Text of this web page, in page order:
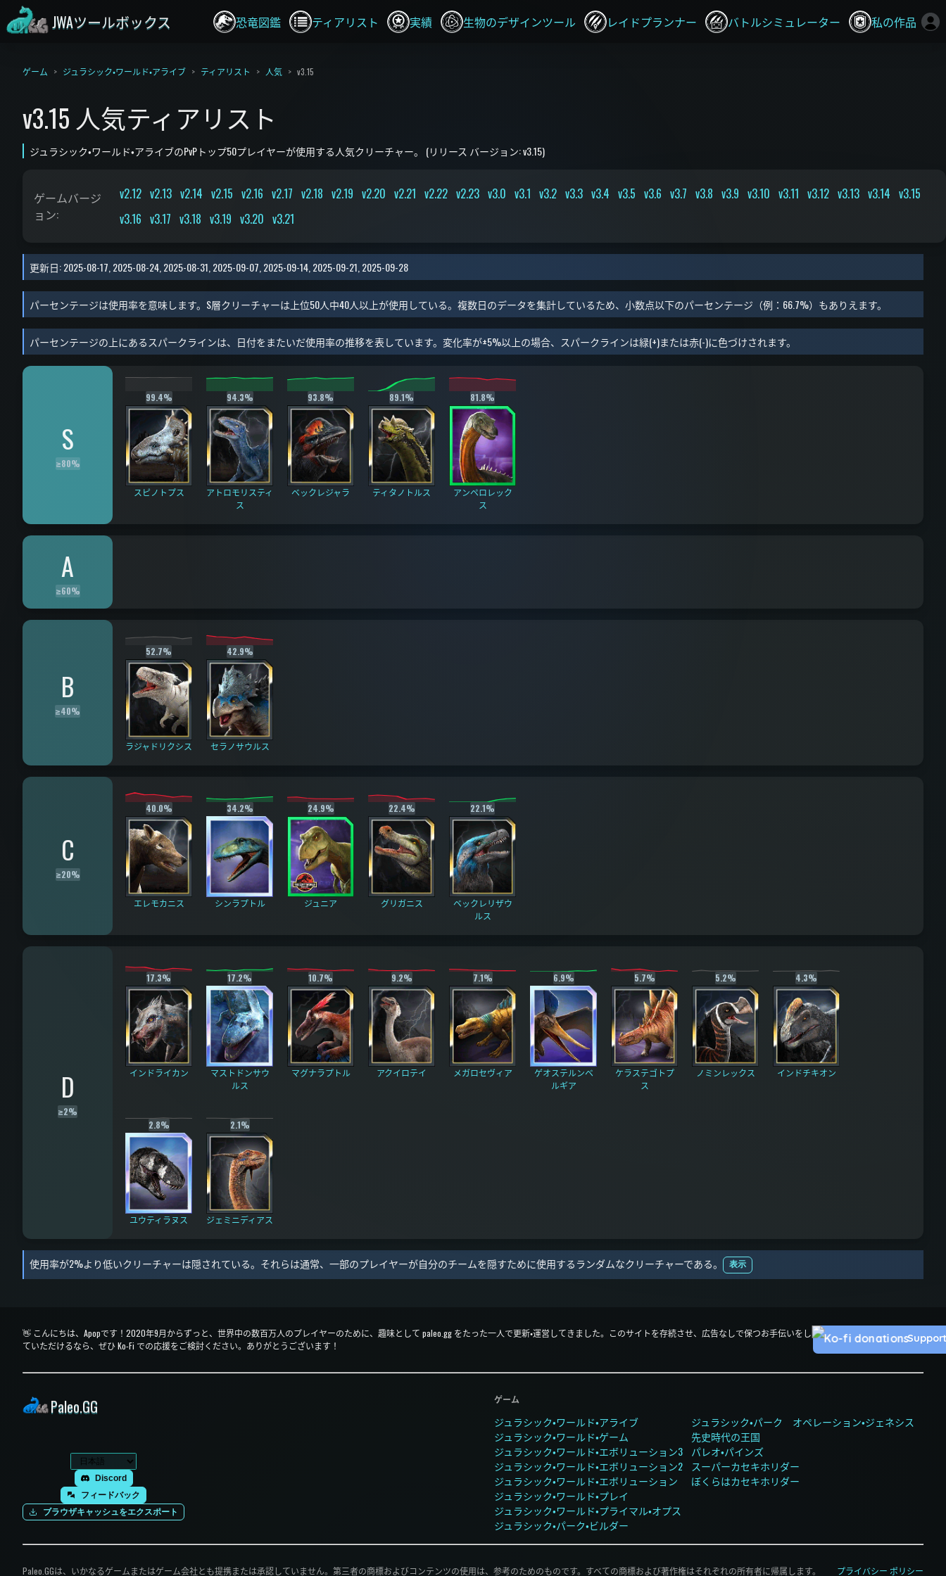
JWAツールボックス 恐竜図鑑 ティアリスト 実績 生物のデザインツール レイドプランナー バトルシミュレーター 私の作品
ゲーム ジュラシック・ワールド・アライブ ティアリスト 人気 v3.15
v3.15 人気ティアリスト
ジュラシック・ワールド・アライブのPvPトップ50プレイヤーが使用する人気クリーチャー。 (リリース バージョン: v3.15)
ゲームバージ
ョン:
v2.12 v2.13 v2.14 v2.15 v2.16 v2.17 v2.18 v2.19 v2.20 v2.21 v2.22 v2.23 v3.0 v3.1 v3.2 v3.3 v3.4 v3.5 v3.6 v3.7 v3.8 v3.9 v3.10 v3.11 v3.12 v3.13 v3.14 v3.15
v3.16 v3.17 v3.18 v3.19 v3.20 v3.21
更新日:2025-08-17, 2025-08-24, 2025-08-31, 2025-09-07, 2025-09-14, 2025-09-21, 2025-09-28
パーセンテージは使用率を意味します。S層クリーチャーは上位50人中40人以上が使用している。複数日のデータを集計しているため、小数点以下のパーセンテージ（例：66.7%）もありえます。
パーセンテージの上にあるスパークラインは、日付をまたいだ使用率の推移を表しています。変化率が±5%以上の場合、スパークラインは緑(+)または赤(-)に色づけされます。
S
≥80%
99.4%
スピノトプス
94.3%
アトロモリスティ
ス
93.8%
ベックレジャラ
89.1%
ティタノトルス
81.8%
アンペロレック
ス
A
≥60%
B
≥40%
52.7%
ラジャドリクシス
42.9%
セラノサウルス
C
≥20%
40.0%
エレモカニス
34.2%
シンラプトル
24.9%
ジュニア
22.4%
グリガニス
22.1%
ベックレリザウ
ルス
D
≥2%
17.3%
インドライカン
17.2%
マストドンサウ
ルス
10.7%
マグナラプトル
9.2%
アクイロテイ
7.1%
メガロセヴィア
6.9%
ゲオステルンベ
ルギア
5.7%
ケラステゴトプ
ス
5.2%
ノミンレックス
4.3%
インドチキオン
2.8%
ユウティラヌス
2.1%
ジェミニディアス
使用率が2%より低いクリーチャーは隠されている。それらは通常、一部のプレイヤーが自分のチームを隠すために使用するランダムなクリーチャーである。 表示
👋 こんにちは、Apopです！2020年9月からずっと、世界中の数百万人のプレイヤーのために、趣味として paleo.gg をたった一人で更新・運営してきました。このサイトを存続させ、広告なしで保つお手伝いをし
ていただけるなら、ぜひ Ko-Fi での応援をご検討ください。ありがとうございます！
Paleo.GG
Discord
フィードバック
ブラウザキャッシュをエクスポート
ゲーム
ジュラシック・ワールド・アライブ
ジュラシック・ワールド・ゲーム
ジュラシック・ワールド・エボリューション3
ジュラシック・ワールド・エボリューション2
ジュラシック・ワールド・エボリューション
ジュラシック・ワールド・プレイ
ジュラシック・ワールド・プライマル・オプス
ジュラシック・パーク・ビルダー
ジュラシック・パーク オペレーション・ジェネシス
先史時代の王国
パレオ・パインズ
スーパーカセキホリダー
ぼくらはカセキホリダー
Paleo.GGは、いかなるゲームまたはゲーム会社とも提携または承認していません。第三者の商標およびコンテンツの使用は、参考のためのものです。すべての商標および著作権はそれぞれの所有者に帰属します。 プライバシー ポリシー